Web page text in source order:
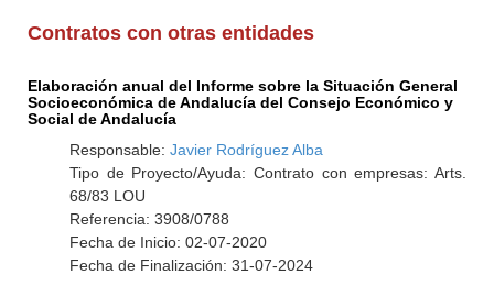
Contratos con otras entidades
Elaboración anual del Informe sobre la Situación General
Socioeconómica de Andalucía del Consejo Económico y
Social de Andalucía
Responsable: Javier Rodríguez Alba
Tipo de Proyecto/Ayuda: Contrato con empresas: Arts.
68/83 LOU
Referencia: 3908/0788
Fecha de Inicio: 02-07-2020
Fecha de Finalización: 31-07-2024